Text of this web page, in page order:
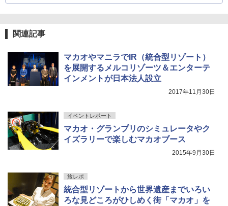
関連記事
マカオやマニラでIR（統合型リゾート）
を展開するメルコリゾーツ＆エンターテ
インメントが日本法人設立
2017年11月30日
イベントレポート
マカオ・グランプリのシミュレータやク
イズラリーで楽しむマカオブース
2015年9月30日
旅レポ
統合型リゾートから世界遺産までいろい
ろな見どころがひしめく街「マカオ」を